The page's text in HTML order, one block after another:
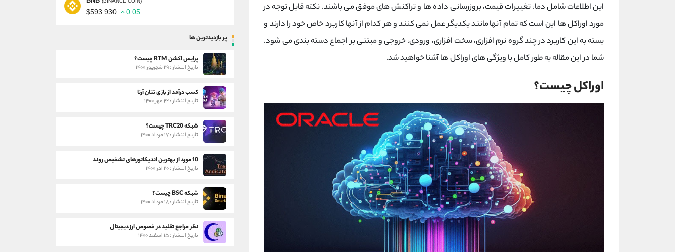
این اطلاعات شامل دما، تغییرات قیمت، بروزرسانی داده ها و تراکنش های موفق می باشند. نکته قابل توجه در
مورد اوراکل ها این است که تمام آنها مانند یکدیگر عمل نمی کنند و هر کدام از آنها کاربرد خاص خود را دارند و
بسته به این کاربرد در چند گروه نرم‌ افزاری، سخت ‌افزاری، ورودی، خروجی و مبتنی بر اجماع دسته‌ بندی می‌ شود.
شما در این مقاله به طور کامل با ویژگی های اوراکل ها آشنا خواهید شد.
اوراکل چیست؟
$593.930 0.05
پر بازدیدترین ها
پرایس اکشن RTM چیست؟
تاریخ انتشار : ۲۹ شهریور ۱۴۰۰
کسب درآمد از بازی تتان آرنا
تاریخ انتشار : ۲۲ مهر ۱۴۰۰
شبکه TRC20 چیست؟
تاریخ انتشار : ۱۷ مرداد ۱۴۰۰
10 مورد از بهترین اندیکاتورهای تشخیص روند
تاریخ انتشار : ۲۰ آذر ۱۴۰۰
شبکه BSC چیست؟
تاریخ انتشار : ۱۸ مرداد ۱۴۰۰
نظر مراجع تقلید در خصوص ارز دیجیتال
تاریخ انتشار : ۱۵ اسفند ۱۴۰۰